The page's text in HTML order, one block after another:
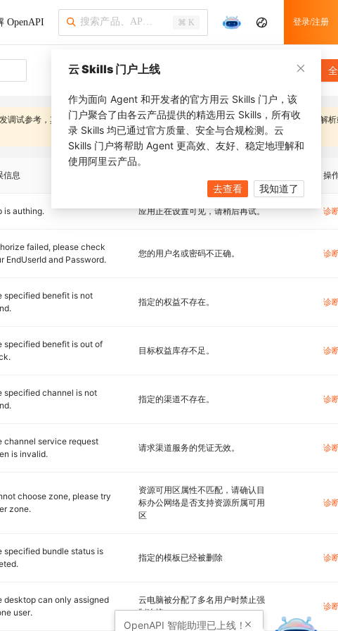
OpenAPI ⌘ K 登录/注册
调试参考，其内容可能随系统优化而变更，应避免在客户端对错误信息字段进行逻辑解
信息 操
is authing. 应用正在设置可见，请稍后再试。 诊
failed, please check
EndUserId and Password.
您的用户名或密码不正确。 诊
specified benefit is not
指定的权益不存在。 诊
specified benefit is out of
目标权益库存不足。 诊
specified channel is not
指定的渠道不存在。 诊
channel service request
is invalid.
请求渠道服务的凭证无效。 诊
choose zone, please try
zone.
资源可用区属性不匹配，请确认目
标办公网络是否支持资源所属可用
区
诊
specified bundle status is
指定的模板已经被删除 诊
desktop can only assigned
user.
云电脑被分配了多名用户时禁止强
制连接
诊
云 Skills 门户上线
作为面向 Agent 和开发者的官方用云 Skills 门户，该
门户聚合了由各云产品提供的精选用云 Skills，所有收
录 Skills 均已通过官方质量、安全与合规检测。云
Skills 门户将帮助 Agent 更高效、友好、稳定地理解和
使用阿里云产品。
去查看 我知道了
OpenAPI 智能助理已上线！